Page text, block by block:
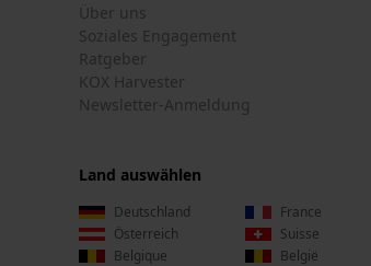
Über uns
Soziales Engagement
Ratgeber
KOX Harvester
Newsletter-Anmeldung
Land auswählen
Deutschland
France
Österreich
Suisse
Belgique
België